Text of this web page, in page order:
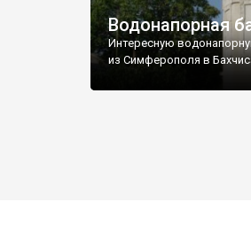
Водонапорная
Интересную
из Симферополя в